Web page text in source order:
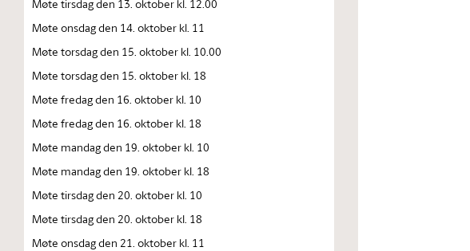
Møte tirsdag den 13. oktober kl. 12.00
Møte onsdag den 14. oktober kl. 11
Møte torsdag den 15. oktober kl. 10.00
Møte torsdag den 15. oktober kl. 18
Møte fredag den 16. oktober kl. 10
Møte fredag den 16. oktober kl. 18
Møte mandag den 19. oktober kl. 10
Møte mandag den 19. oktober kl. 18
Møte tirsdag den 20. oktober kl. 10
Møte tirsdag den 20. oktober kl. 18
Møte onsdag den 21. oktober kl. 11